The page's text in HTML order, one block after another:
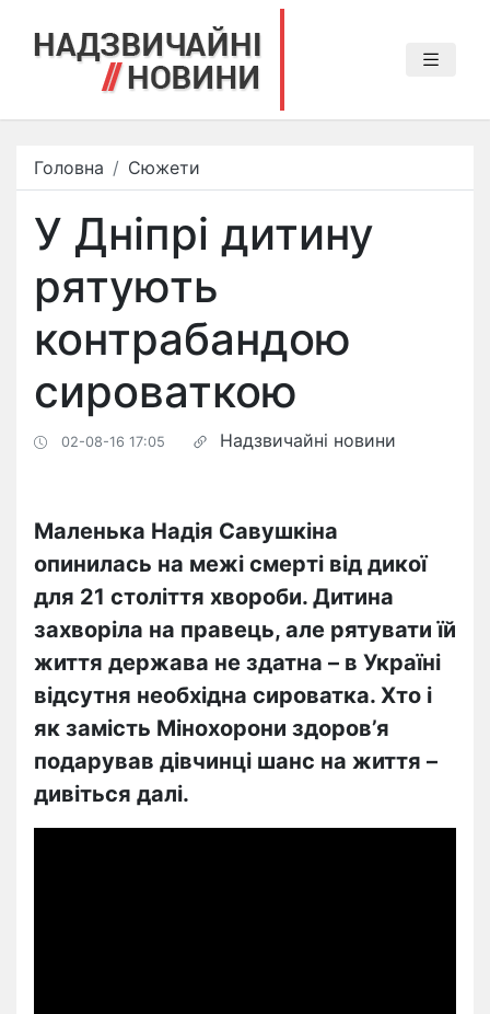
Головна Сюжети
У Дніпрі дитину
рятують
контрабандою
сироваткою
02-08-16 17:05 Надзвичайні новини
Маленька Надія Савушкіна
опинилась на межі смерті від дикої
для 21 століття хвороби. Дитина
захворіла на правець, але рятувати їй
життя держава не здатна – в Україні
відсутня необхідна сироватка. Хто і
як замість Мінохорони здоров’я
подарував дівчинці шанс на життя –
дивіться далі.